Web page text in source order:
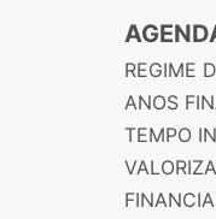
REGIME
ANOS
TEMPO